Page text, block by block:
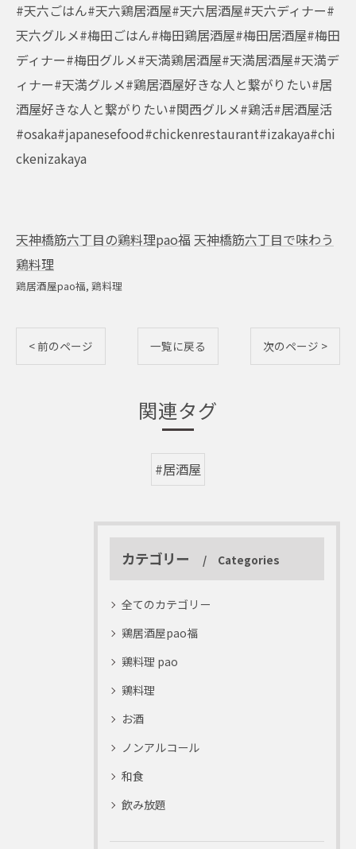
#天六ごはん#天六鶏居酒屋#天六居酒屋#天六ディナー#
天六グルメ#梅田ごはん#梅田鶏居酒屋#梅田居酒屋#梅田
ディナー#梅田グルメ#天満鶏居酒屋#天満居酒屋#天満デ
ィナー#天満グルメ#鶏居酒屋好きな人と繋がりたい#居
酒屋好きな人と繋がりたい#関西グルメ#鶏活#居酒屋活
#osaka#japanesefood#chickenrestaurant#izakaya#chi
ckenizakaya
天神橋筋六丁目の鶏料理pao福 天神橋筋六丁目で味わう
鶏料理
鶏居酒屋pao福 鶏料理
< 前のページ 一覧に戻る 次のページ >
関連タグ
#居酒屋
カテゴリー Categories
全てのカテゴリー
鶏居酒屋pao福
鶏料理 pao
鶏料理
お酒
ノンアルコール
和食
飲み放題